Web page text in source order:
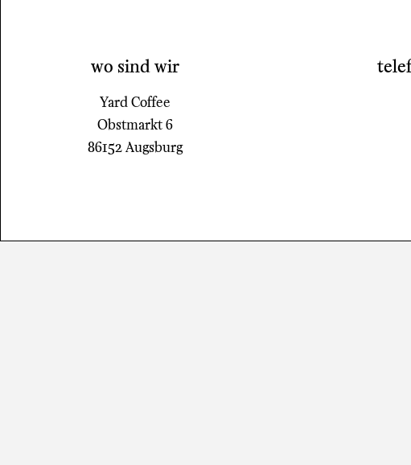
wo sind wir
Yard Coffee
Obstmarkt 6​
86152 Augsburg​